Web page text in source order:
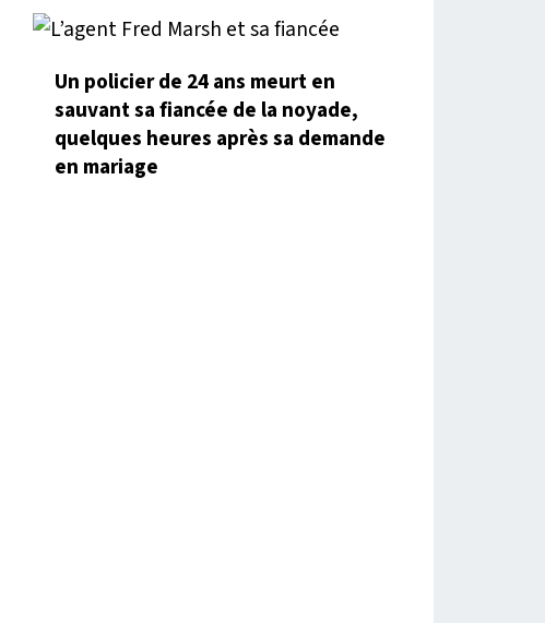
Un policier de 24 ans meurt en
sauvant sa fiancée de la noyade,
quelques heures après sa demande
en mariage